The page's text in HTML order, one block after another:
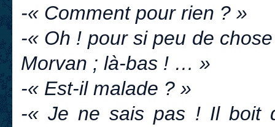
-« Comment pour rien ? »
-« Oh ! pour si peu de
Morvan ; là-bas ! … »
-« Est-il malade ? »
-« Je ne sais pas ! Il boit